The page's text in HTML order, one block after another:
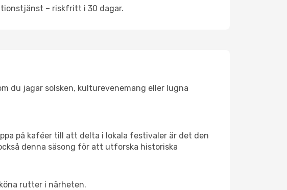
– riskfritt i 30 dagar.
du jagar solsken, kulturevenemang eller lugna
på kaféer till att delta i lokala festivaler är det den
denna säsong för att utforska historiska
rutter i närheten.